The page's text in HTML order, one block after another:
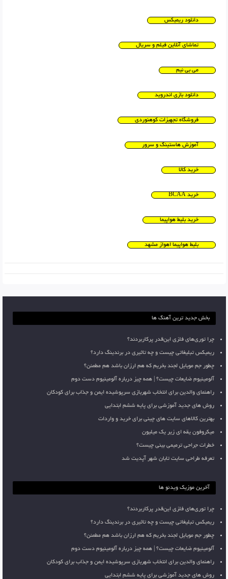
دانلود ریمیکس
تماشای آنلاین فیلم و سریال
می بی نیم
دانلود بازی اندروید
فروشگاه تجهیزات کوهنوردی
آموزش هاستینگ و سرور
خرید کالا
خرید BCAA
خرید بلیط هواپیما
بلیط هواپیما اهواز مشهد
بخش جدید ترین آهنگ ها
چرا توری‌های فلزی این‌قدر پرکاربردند؟
ریمیکس تبلیغاتی چیست و چه تاثیری در برندینگ دارد؟
چطور جم موبایل لجند بخریم که هم ارزان باشد هم مطمئن؟
آلومینیوم ضایعات چیست؟ | همه چیز درباره آلومینیوم دست دوم
راهنمای والدین برای انتخاب شهربازی سرپوشیده ایمن و جذاب برای کودکان
روش های جدید آموزشی برای پایه ششم ابتدایی
بهترین کالاهای سایت های چینی برای خرید و واردات
میکروفون یقه ای زیر یک میلیون
خطرات جراحی ترمیمی بینی چیست؟
تعرفه طراحی سایت تابان شهر آپدیت شد
آخرین موزیک ویدئو ها
چرا توری‌های فلزی این‌قدر پرکاربردند؟
ریمیکس تبلیغاتی چیست و چه تاثیری در برندینگ دارد؟
چطور جم موبایل لجند بخریم که هم ارزان باشد هم مطمئن؟
آلومینیوم ضایعات چیست؟ | همه چیز درباره آلومینیوم دست دوم
راهنمای والدین برای انتخاب شهربازی سرپوشیده ایمن و جذاب برای کودکان
روش های جدید آموزشی برای پایه ششم ابتدایی